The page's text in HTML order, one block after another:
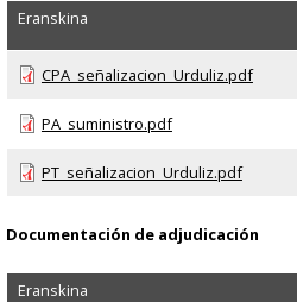
Eranskina
CPA_señalizacion_Urduliz.pdf
PA_suministro.pdf
PT_señalizacion_Urduliz.pdf
Documentación de adjudicación
Eranskina